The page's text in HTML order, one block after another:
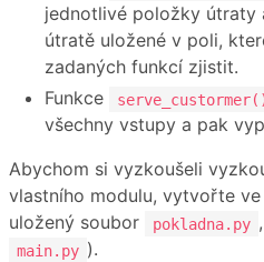
jednotlivé položky útraty
útratě uložené v poli,
zadaných funkcí zjistit.
Funkce
všechny vstupy a pak
Abychom si vyzkoušeli
vlastního modulu, vytvořte
uložený soubor
pokladna.py
main.py ).